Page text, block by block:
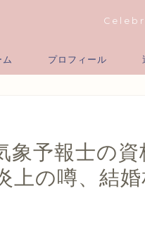
ム プロフィール
象予報士の
上の噂、結